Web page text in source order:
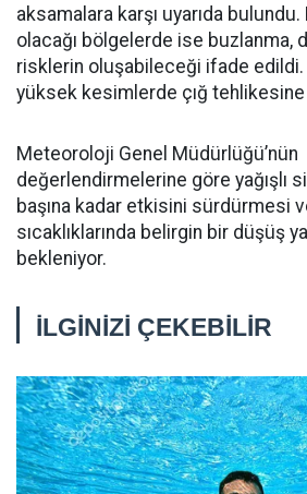
aksamalara karşı uyarıda bulundu.
olacağı bölgelerde ise buzlanma,
risklerin oluşabileceği ifade edildi.
yüksek kesimlerde çığ
Meteoroloji Genel Müdürlüğü’nün
değerlendirmelerine göre yağışlı
başına kadar etkisini sürdürmesi
sıcaklıklarında belirgin bir düşüş
bekleniyor.